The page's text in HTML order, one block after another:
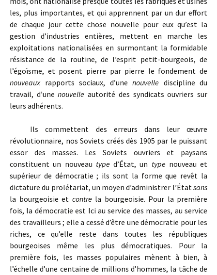
les, plus importantes, et qui apprennent par un dur effort
de chaque jour cette chose nouvelle pour eux qu’est la
gestion d’industries entières, mettent en marche les
exploitations nationalisées en surmontant la formidable
résistance de la routine, de l’esprit petit-bourgeois, de
l’égoïsme, et posent pierre par pierre le fondement de
nouveauxrapports sociaux, d’une nouvelle discipline du
travail, d’unenouvelle autorité des syndicats ouvriers sur
leurs adhérents.
Ils commettent des erreurs dans leur œuvre
révolutionnaire, nos Soviets créés dès 1905 par le puissant
essor des masses. Les Soviets ouvriers et paysans
constituent un nouveau type d’État, un type nouveau et
supérieur de démocratie ; ils sont la forme que revêt la
dictature du prolétariat, un moyen d’administrer l’Étatsans
la bourgeoisie et contrela bourgeoisie. Pour la première
fois, la démocratie est Ici au service des masses, au service
des travailleurs ; elle a cessé d’être une démocratie pour les
riches, ce qu’elle reste dans toutes les républiques
bourgeoises même les plus démocratiques. Pour la
première fois, les masses populaires mènent à bien, à
l’échelle d’une centaine de millions d’hommes, la tâche de